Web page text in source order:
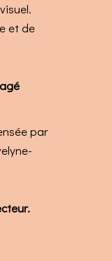
et de
par